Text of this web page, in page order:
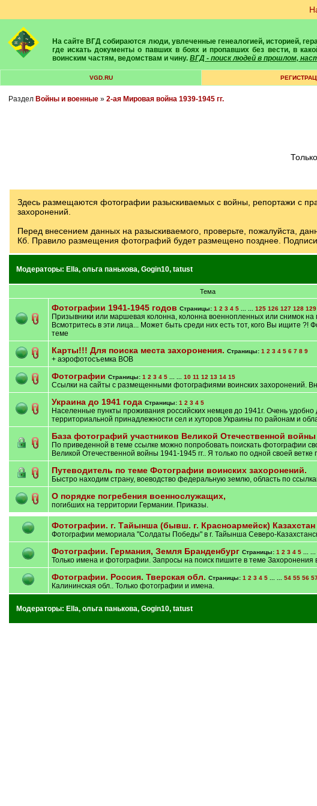
На сайте ВГД собираются люди, увлеченные генеалогией, историей, геральдикой и т.д. Здесь вы найдете собеседников, экспертов, умелых помощников в поисках предков и родственников. Вам подскажут
где искать документы о павших в боях и пропавших без вести, в
воинским частям, ведомствам и чину. ВГД - поиск людей в прошлом,
VGD.RU
Раздел Войны и военные» 2-ая Мировая война 1939-1945 гг.
Здесь размещаются фотографии разыскиваемых с войны, репортажи с
захоронений.
Перед внесением данных на разыскиваемого, проверьте, пожалуйста,
Кб. Правило размещения фотографий будет размещено позднее.
Модераторы: Ella, ольга панькова, Gogin10, tatust
Тема
Фотографии 1941-1945 годов Страницы: 1 2 3 4 5... ... 125 126 127 128 129
Призывники или маршевая колонна, колонна военнопленных или снимок на
Всмотритесь в эти лица... Может быть среди них есть тот, кого Вы ищите ?!
теме
Карты!!! Для поиска места захоронения. Страницы: 1 2 3 4 5 6 7 8 9
+ аэрофотосъемка ВОВ
Фотографии Страницы: 1 2 3 4 5... ... 10 11 12 13 14 15
Ссылки на сайты с размещенными фотографиями воинских захоронений.
Украина до 1941 года Страницы: 1 2 3 4 5
Населенные пункты проживания российских немцев до 1941г. Очень удобно
территориальной принадлежности сел и хуторов Украины по районам и
База фотографий участников Великой Отечественной войны
По приведенной в теме ссылке можно попробовать поискать фотографии
Великой Отечественной войны 1941-1945 гг.. Я только по одной своей
Путеводитель по теме Фотографии воинских захоронений.
Быстро находим страну, воеводство федеральную землю, область по
О порядке погребения военнослужащих,
погибших на территории Германии. Приказы.
Фотографии. г. Тайынша (бывш. г. Красноармейск) Казахстан
Фотографии мемориала "Солдаты Победы" в г. Тайынша Северо-
Фотографии. Германия, Земля Бранденбург Страницы: 1 2 3 4 5... ...
Только имена и фотографии. Запросы на поиск пишите в теме Захоронения
Фотографии. Россия. Тверская обл. Страницы: 1 2 3 4 5... ... 54 55 56
Калининская обл.. Только фотографии и имена.
Модераторы: Ella, ольга панькова, Gogin10, tatust